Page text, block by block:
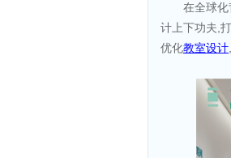
在全球
计上下功夫,
优化教室设计